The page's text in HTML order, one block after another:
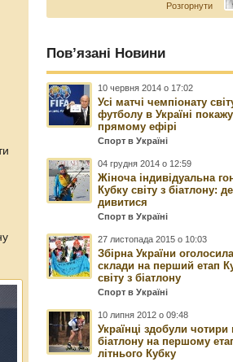
Розгорнути
Пов’язані Новини
10 червня 2014 о 17:02
Усі матчі чемпіонату
футболу в Україні
прямому ефірі
Спорт в Україні
04 грудня 2014 о 12:59
Жіноча індивідуальна
Кубку світу з біатлону: де
дивитися
Спорт в Україні
27 листопада 2015 о 10:03
Збірна України
склади на перший етап
світу з біатлону
Спорт в Україні
10 липня 2012 о 09:48
Українці здобули чотири
біатлону на першому
літнього Кубку